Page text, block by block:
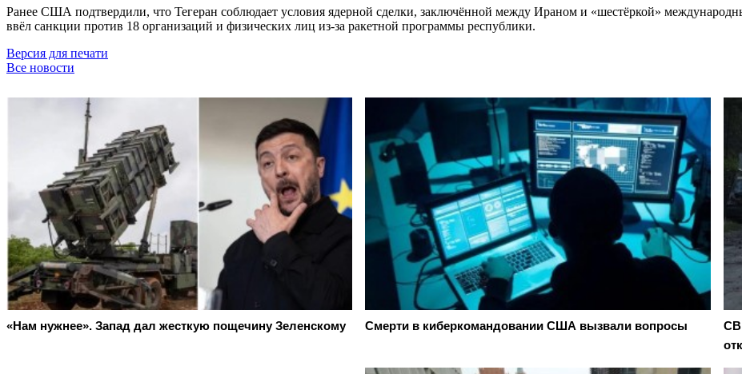
Ранее США подтвердили, что Тегеран соблюдает условия ядерной сделки, заключённой между Ираном и «шестёркой»
ввёл санкции против 18 организаций и физических лиц из-за ракетной программы республики.
Версия для печати
Все новости
«Нам нужнее». Запад дал жесткую пощечину Зеленскому Смерти в киберкомандовании США вызвали вопросы